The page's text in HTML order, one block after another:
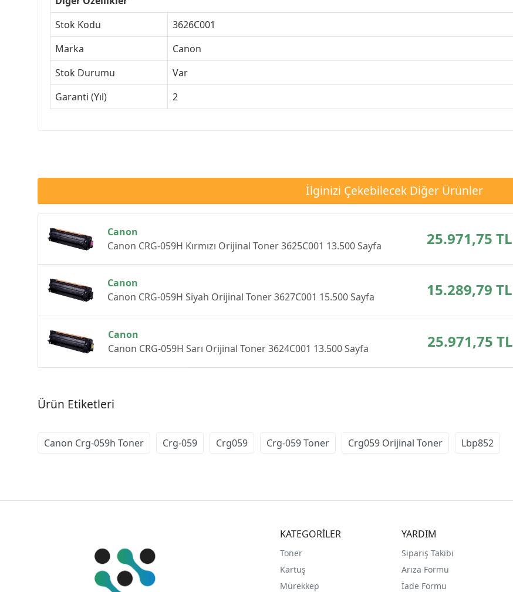
Stok Kodu
3626C001
Marka
Canon
Stok Durumu
Var
Garanti (Yıl)
2
İlginizi Çekebilecek Diğer Ürünler
Canon
Canon CRG-059H Kırmızı Orijinal Toner 3625C001 13.500 Sayfa
25.971,75 TL
Canon
Canon CRG-059H Siyah Orijinal Toner 3627C001 15.500 Sayfa
15.289,79 TL
Canon
Canon CRG-059H Sarı Orijinal Toner 3624C001 13.500 Sayfa
25.971,75 TL
Ürün Etiketleri
Canon Crg-059h Toner Crg-059 Crg059 Crg-059 Toner Crg059 Orijinal Toner Lbp852
KATEGORİLER
Toner
Kartuş
Mürekkep
YARDIM
Sipariş Takibi
Arıza Formu
İade Formu